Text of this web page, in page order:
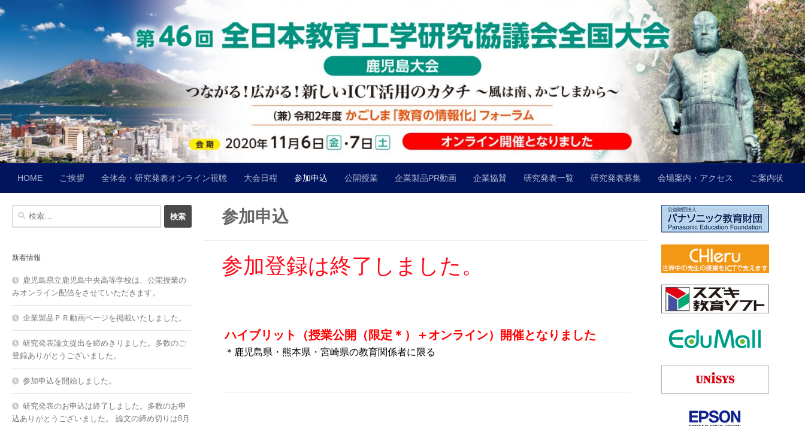
HOME ご挨拶 全体会・研究発表オンライン視聴 大会日程 参加申込 公開授業 企業製品PR動画 企業協賛 研究発表一覧 研究発表募集 会場案内・アクセス ご案内状
参加申込
参加登録は終了しました。
ハイブリット（授業公開（限定＊）＋オンライン）開催となりました
＊鹿児島県・熊本県・宮崎県の教育関係者に限る
検
新着情報
鹿児島県立鹿児島中央高等学校は、公開授業の
みオンライン配信をさせていただきます。
企業製品ＰＲ動画ページを掲載いたしました。
研究発表論文提出を締めきりました。多数のご
登録ありがとうございました。
参加申込を開始しました。
研究発表のお申込は終了しました。多数のお申
込ありがとうございました。 論文の締め切りは8月